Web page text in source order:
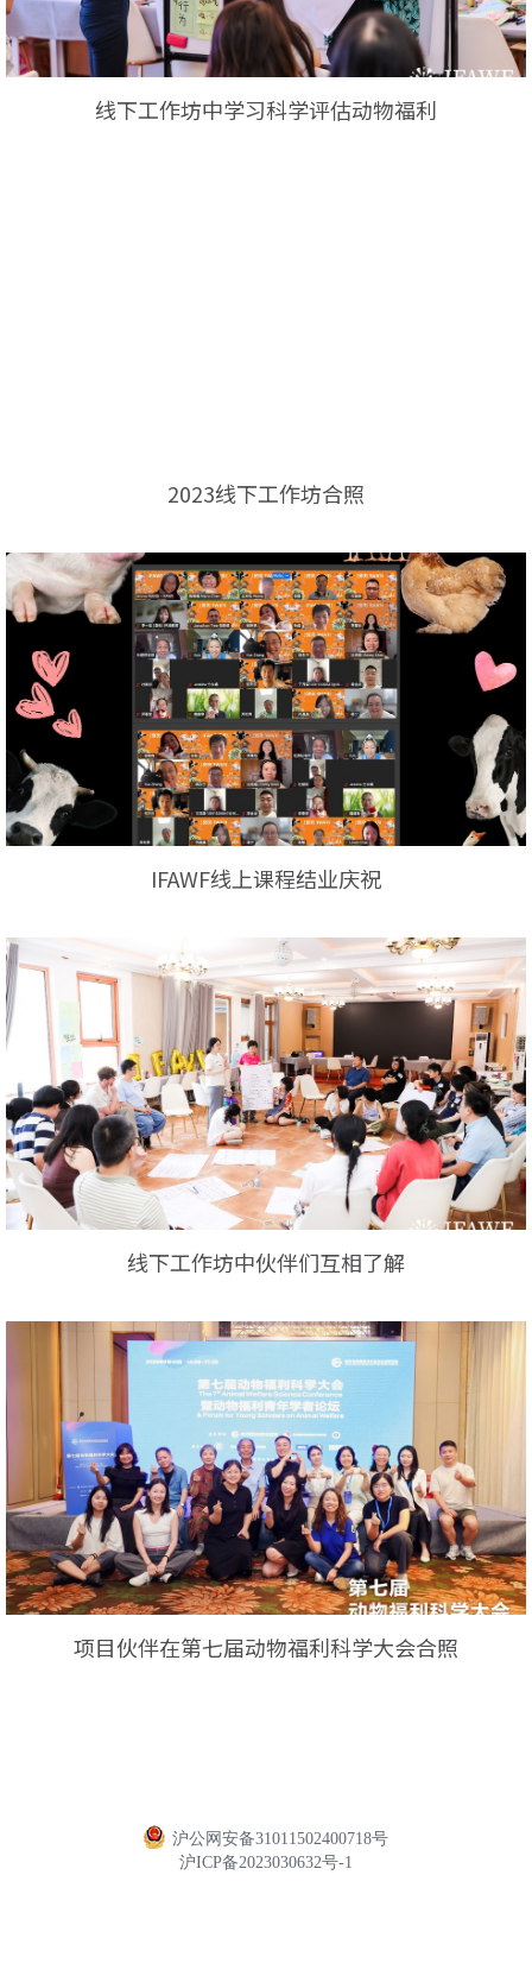
线下工作坊中学习科学评估动物福利
2023线下工作坊合照
IFAWF线上课程结业庆祝
线下工作坊中伙伴们互相了解
项目伙伴在第七届动物福利科学大会合照
沪公网安备31011502400718号
沪ICP备2023030632号-1